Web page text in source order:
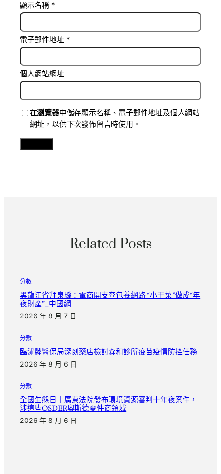
顯示名稱 *
電子郵件地址 *
個人網站網址
在瀏覽器中儲存顯示名稱、電子郵件地址及個人網站
網址，以供下次發佈留言時使用。
Related Posts
分數
黑龍江省拜泉縣：電商開支查包養網路 “小干菜”做成“年
夜財產”_中國網
2026 年 8 月 7 日
分數
臨沭縣醫保局深刻藥店檢討森和診所疫苗疫情防控任務
2026 年 8 月 6 日
分數
全國生態日｜廣東法院發布環境資源審判十年夜案件，
涉這些OSDER奧斯德零件商領域
2026 年 8 月 6 日